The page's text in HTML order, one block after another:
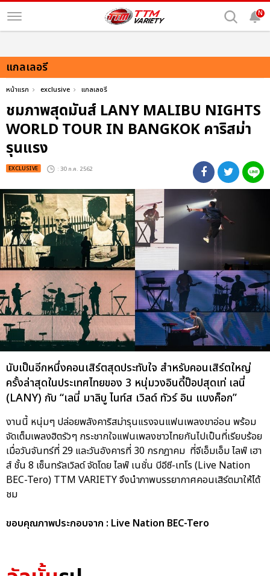
N
แกลเลอรี
หน้าแรก exclusive แกลเลอรี
ชมภาพสุดมันส์ LANY MALIBU NIGHTS
WORLD TOUR IN BANGKOK คาริสม่า
รุนแรง
EXCLUSIVE : 30 ก.ค. 2562
นับเป็นอีกหนึ่งคอนเสิร์ตสุดประทับใจ สำหรับคอนเสิร์ตใหญ่
ครั้งล่าสุดในประเทศไทยของ 3 หนุ่มวงอินดี้ป็อปสุดเท่ เลนี่
(LANY) กับ “เลนี่ มาลิบู ไนท์ส เวิลด์ ทัวร์ อิน แบงค็อก”
งานนี้ หนุ่มๆ ปล่อยพลังคาริสม่ารุนแรงจนแฟนเพลงขาอ่อน พร้อม
จัดเต็มเพลงฮิตรัวๆ กระชากใจแฟนเพลงชาวไทยกันไปเป็นที่เรียบร้อย
เมื่อวันจันทร์ที่ 29 และวันอังคารที่ 30 กรกฎาคม ที่จีเอ็มเอ็ม ไลฟ์ เฮา
ส์ ชั้น 8 เซ็นทรัลเวิลด์ จัดโดย ไลฟ์ เนชั่น บีอีซี-เทโร (Live Nation
BEC-Tero) TTM VARIETY จึงนำภาพบรรยากาศคอนเสิร์ตมาให้ได้
ชม
ขอบคุณภาพประกอบจาก : Live Nation BEC-Tero